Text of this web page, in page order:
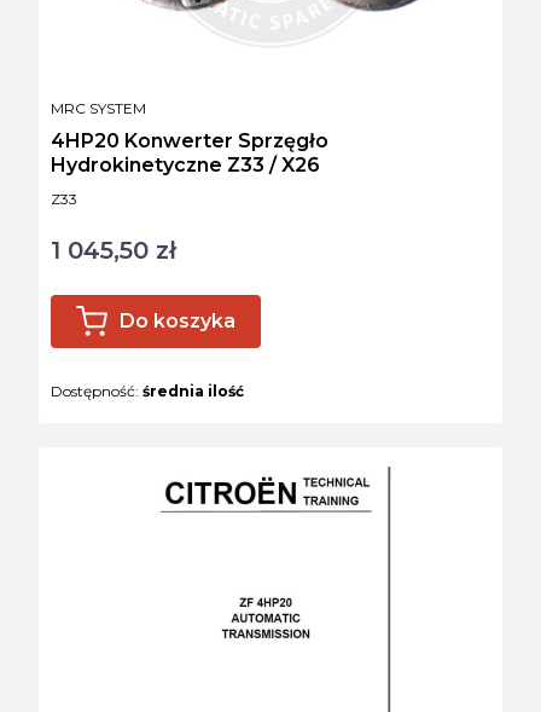
Kod produktu
Z33
4HP20 Konwerter Sprzęgło
Hydrokinetyczne Z33 / X26
PRODUCENT
MRC SYSTEM
Cena
1 045,50 zł
Do koszyka
Dostępność: średnia ilość